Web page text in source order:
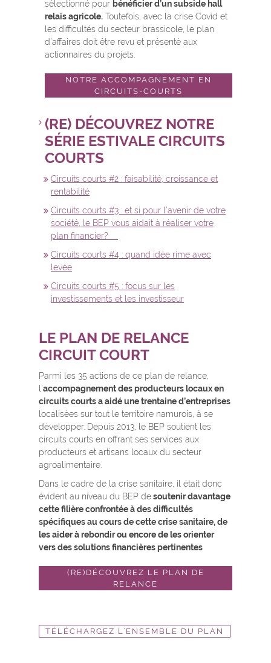
sélectionné pour bénéficier d’un subside hall
relais agricole. Toutefois, avec la crise Covid et
les difficultés du secteur brassicole, le plan
d’affaires doit être revu et présenté aux
actionnaires du projets.
NOTRE ACCOMPAGNEMENT EN
CIRCUITS-COURTS
(RE) DÉCOUVREZ NOTRE
SÉRIE ESTIVALE CIRCUITS
COURTS
Circuits courts #2 : faisabilité, croissance et
rentabilité
Circuits courts #3 : et si pour l’avenir de votre
société, le BEP vous aidait à réaliser votre
plan financier?
Circuits courts #4 : quand idée rime avec
levée
Circuits courts #5 : focus sur les
investissements et les investisseur
LE PLAN DE RELANCE
CIRCUIT COURT
Parmi les 35 actions de ce plan de relance,
l’accompagnement des producteurs locaux en
circuits courts a aidé une trentaine d’entreprises
localisées sur tout le territoire namurois, à se
développer. Depuis 2013, le BEP soutient les
circuits courts en offrant ses services aux
producteurs et artisans locaux du secteur
agroalimentaire.
Dans le cadre de la crise sanitaire, il était donc
évident au niveau du BEP desoutenir davantage
cette filière confrontée à des difficultés
spécifiques au cours de cette crise sanitaire, de
les aider à rebondir ou encore de les orienter
vers des solutions financières pertinentes
(RE)DÉCOUVREZ LE PLAN DE
RELANCE
TÉLÉCHARGEZ L’ENSEMBLE DU PLAN